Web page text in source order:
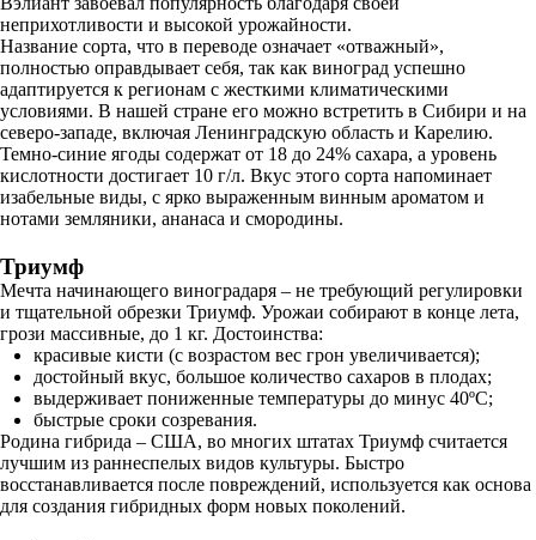
неприхотливости и высокой урожайности.
Название сорта, что в переводе означает «отважный»,
полностью оправдывает себя, так как виноград успешно
адаптируется к регионам с жесткими климатическими
условиями. В нашей стране его можно встретить в Сибири и на
северо-западе, включая Ленинградскую область и Карелию.
Темно-синие ягоды содержат от 18 до 24% сахара, а уровень
кислотности достигает 10 г/л. Вкус этого сорта напоминает
изабельные виды, с ярко выраженным винным ароматом и
нотами земляники, ананаса и смородины.
Триумф
Мечта начинающего виноградаря – не требующий регулировки
и тщательной обрезки Триумф. Урожаи собирают в конце лета,
грози массивные, до 1 кг. Достоинства:
красивые кисти (с возрастом вес грон увеличивается);
достойный вкус, большое количество сахаров в плодах;
выдерживает пониженные температуры до минус 40ºC;
быстрые сроки созревания.
Родина гибрида – США, во многих штатах Триумф считается
лучшим из раннеспелых видов культуры. Быстро
восстанавливается после повреждений, используется как основа
для создания гибридных форм новых поколений.